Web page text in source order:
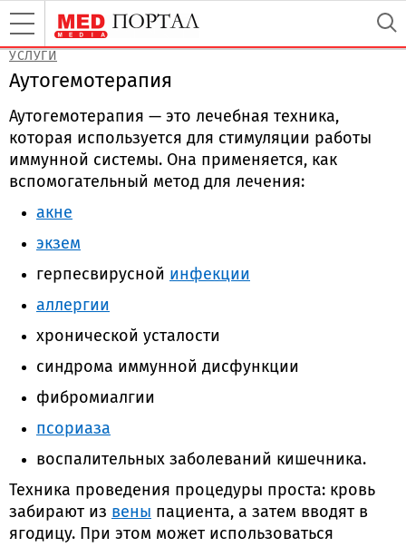
УСЛУГИ
Аутогемотерапия
Аутогемотерапия — это лечебная техника,
которая используется для стимуляции работы
иммунной системы. Она применяется, как
вспомогательный метод для лечения:
акне
экзем
герпесвирусной инфекции
аллергии
хронической усталости
синдрома иммунной дисфункции
фибромиалгии
псориаза
воспалительных заболеваний кишечника.
Техника проведения процедуры проста: кровь
забирают из вены пациента, а затем вводят в
ягодицу. При этом может использоваться